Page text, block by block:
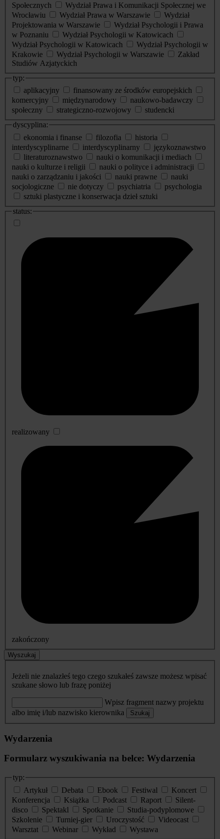
Społecznych
Wydział Prawa i Komunikacji Społecznej we
Wrocławiu
Wydział Prawa w Warszawie
Wydział
Projektowania w Warszawie
Wydział Psychologii i Prawa
w Poznaniu
Wydział Psychologii w Katowicach
Wydział Psychologii w Katowicach
Wydział Psychologii w
Krakowie
Wydział Psychologii w Warszawie
Zakład
Studiów Azjatyckich
typ:
aplikacyjny
finansowany ze środków europejskich
komercyjny
międzynarodowy
naukowo-badawczy
społeczny
strategiczno-rozwojowy
studencki
dyscyplina:
ekonomia i finanse
filozofia
historia
interdyscyplinarne
interdyscyplinarny
językoznawstwo
literaturoznawstwo
nauki o komunikacji i mediach
nauki o kulturze i religii
nauki o polityce i administracji
nauki o zarządzaniu i jakości
nauki prawne
nauki
socjologiczne
nie dotyczy psychiatria
psychologia
sztuki plastyczne i konserwacja dzieł sztuki
status:
realizowany
zakończony
Wyszukaj
Jeżeli nie znalazłeś tego czego szukałeś zawsze możesz wpisać
szukane słowo lub frazę poniżej
Wpisz fragment nazwy projektu
albo imię i/lub nazwisko kierownika
Szukaj
Wydarzenia
Formularz wyszukiwania na belce: Wydarzenia
typ:
Artykuł
Debata Ebook Festiwal
Koncert
Konferencja
Książka Podcast Raport
Silent-
disco
Spektakl Spotkanie
Studia-podyplomowe
Szkolenie
Turniej-gier Uroczystość
Videocast
Warsztat
Webinar Wykład
Wystawa